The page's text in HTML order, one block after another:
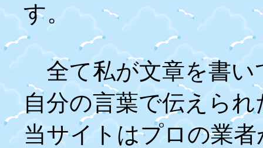
す。
全て私が文章を書い
自分の言葉で伝えら
当サイトはプロの業